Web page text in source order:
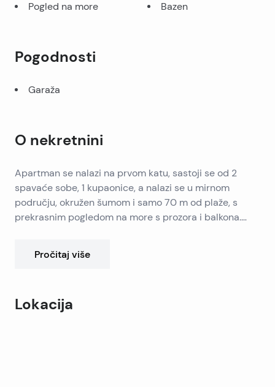
Pogled na more Bazen
Pogodnosti
Garaža
O nekretnini
Apartman se nalazi na prvom katu, sastoji se od 2
spavaće sobe, 1 kupaonice, a nalazi se u mirnom
području, okružen šumom i samo 70 m od plaže, s
prekrasnim pogledom na more s prozora i balkona.
nalaze vrata koja vode na prostrani balkon s
Nekoliko minuta hoda od centra mjesta gdje možete
godine.
Pročitaj više
Lokacija